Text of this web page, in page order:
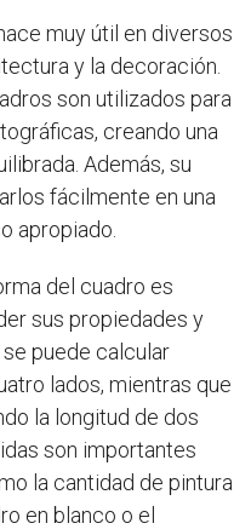
muy útil en diversos
y la decoración.
son utilizados para
creando una
Además, su
fácilmente en una
apropiado.
del cuadro es
sus propiedades y
puede calcular
lados, mientras que
la longitud de dos
son importantes
la cantidad de pintura
en blanco o el